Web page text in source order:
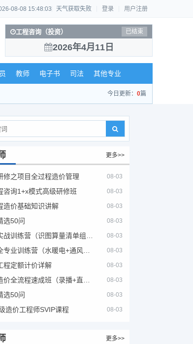
08-08 15:48:03 天气获取失败 登录 用户注册
工程咨询（投资） 已结束
2026年4月11日
教师 电子书 司法 其他专业
今日更新： 0篇
更多>>
修之项目全过程造价管理 08-03
咨询1+x模式高级研修班 08-03
造价基础知识讲解 08-03
选50问 08-03
08-03
08-03
程定额计价详解 08-03
08-03
选50问 08-03
造价工程师SVIP课程 08-03
更多>>